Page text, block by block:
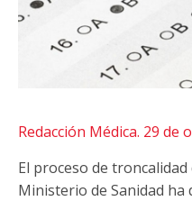
Redacción Médica. 29
El proceso de
Ministerio de Sanidad ha